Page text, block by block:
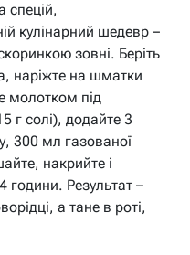
спецій,
кулінарний шедевр –
зовні. Беріть
наріжте на шматки
молотком під
г солі), додайте 3
300 мл газованої
накрийте і
години. Результат –
а тане в роті,